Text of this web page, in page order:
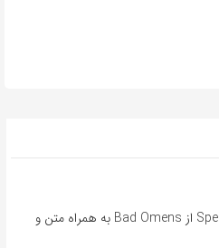
آهنگ انگلیسی Specter از Bad Omens به همراه متن و